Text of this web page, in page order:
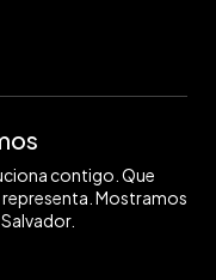
contigo. Que
Mostramos